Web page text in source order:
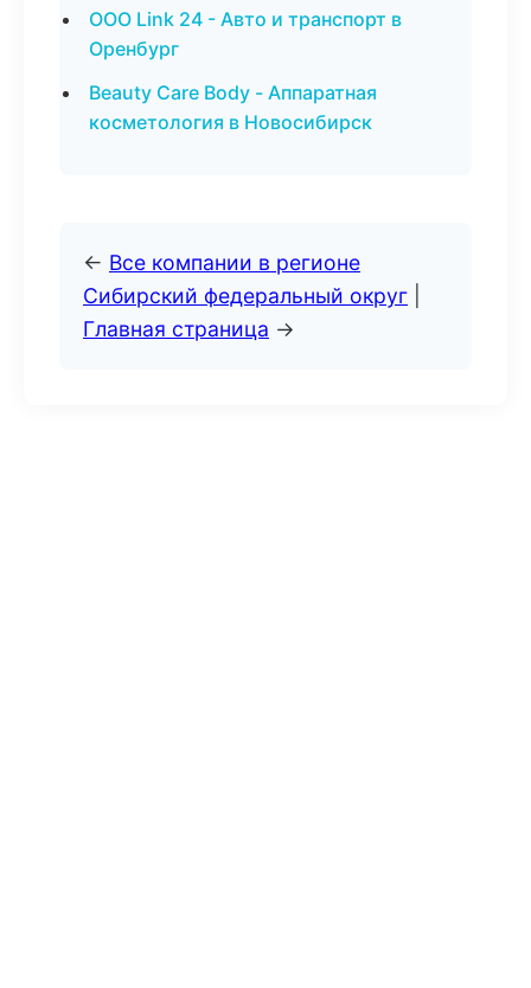
ООО Link 24 - Авто и транспорт в
Оренбург
Beauty Care Body - Аппаратная
косметология в Новосибирск
← Все компании в регионе
Сибирский федеральный округ
Главная страница →